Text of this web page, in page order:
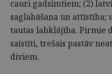
cauri gadsimtiem; (2)
saglabāšana un attīstība;
tautas labklājība. Pirmie
saistīti, trešais pastāv
diviem.